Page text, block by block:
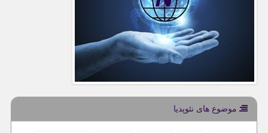
موضوع های نئوپدیا